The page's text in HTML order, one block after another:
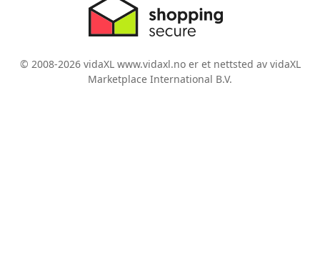
© 2008-2026 vidaXL www.vidaxl.no er et nettsted av vidaXL
Marketplace International B.V.